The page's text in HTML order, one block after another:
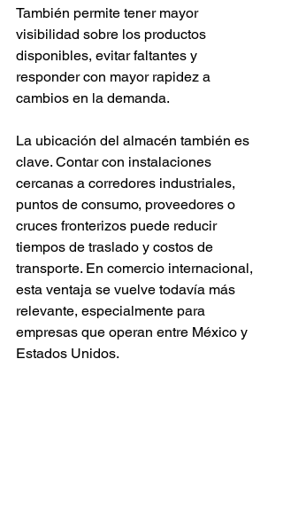
También permite tener mayor
visibilidad sobre los productos
disponibles, evitar faltantes y
responder con mayor rapidez a
cambios en la demanda.
La ubicación del almacén también es
clave. Contar con instalaciones
cercanas a corredores industriales,
puntos de consumo, proveedores o
cruces fronterizos puede reducir
tiempos de traslado y costos de
transporte. En comercio internacional,
esta ventaja se vuelve todavía más
relevante, especialmente para
empresas que operan entre México y
Estados Unidos.